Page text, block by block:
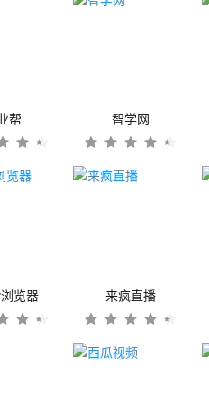
帮 智学网
览器 来疯直播